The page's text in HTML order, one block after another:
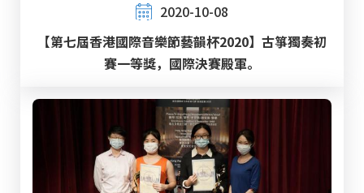
2020-10-08
【第七屆香港國際音樂節藝韻杯2020】古箏獨奏初
賽一等獎，國際決賽殿軍。